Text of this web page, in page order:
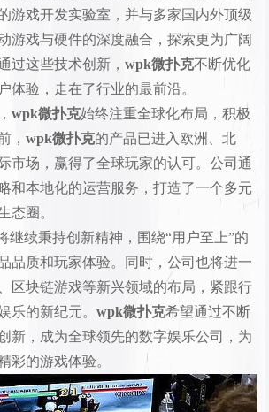
游戏开发实验室，并与多家国内外顶级
游戏与硬件的深度融合，探索更为广阔
过这些技术创新，wpk微扑克不断优化
体验，走在了行业的最前沿。
wpk微扑克始终注重全球化布局，积极
，wpk微扑克的产品已进入欧洲、北
市场，赢得了全球玩家的认可。公司通
和本地化的运营服务，打造了一个多元
态圈。
继续秉持创新精神，围绕“用户至上”的
品质和玩家体验。同时，公司也将进一
区块链游戏等新兴领域的布局，紧跟行
乐的新纪元。wpk微扑克希望通过不断
新，成为全球领先的数字娱乐公司，为
彩的游戏体验。